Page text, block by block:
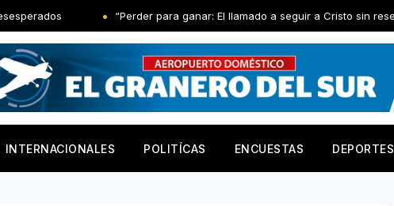
“Perder para ganar: El llamado a seguir a Cristo sin reservas”
INTERNACIONALES POLITÍCAS ENCUESTAS DEPORTES